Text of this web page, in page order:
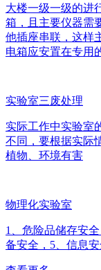
大楼一级一级的进
箱，且主要仪器需
他插座串联，这样
电箱应安置在专用
实验室三废处理
实际工作中实验室
不同，要根据实际
植物、环境有害
物理化实验室
1、危险品储存安
备安全，5、信息安